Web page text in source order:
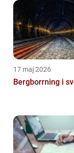
17 maj 2026
Bergborrning i